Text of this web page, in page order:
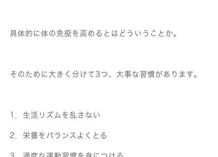
具体的に体の免疫を高めるとはどういうことか。
そのために大きく分けて3つ、大事な習慣があります。
1．生活リズムを乱さない
2．栄養をバランスよくとる
3．適度な運動習慣を身につける